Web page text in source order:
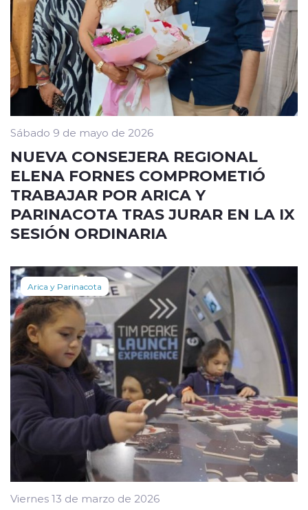
Sábado 9 de mayo de 2026
NUEVA CONSEJERA REGIONAL
ELENA FORNES COMPROMETIÓ
TRABAJAR POR ARICA Y
PARINACOTA TRAS JURAR EN LA IX
SESIÓN ORDINARIA
Arica y Parinacota
Viernes 13 de marzo de 2026